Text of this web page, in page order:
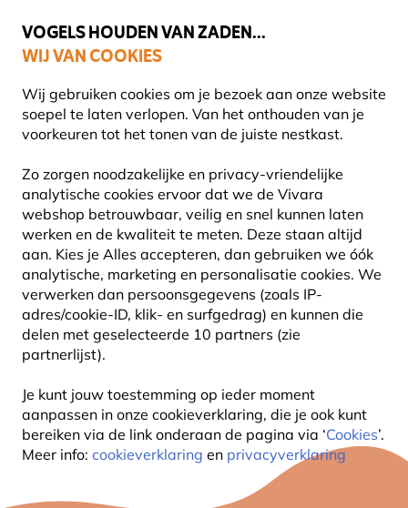
VOGELS HOUDEN VAN ZADEN...
WIJ VAN COOKIES
Wij gebruiken cookies om je bezoek aan onze website
soepel te laten verlopen. Van het onthouden van je
voorkeuren tot het tonen van de juiste nestkast.
Zo zorgen noodzakelijke en privacy-vriendelijke
analytische cookies ervoor dat we de Vivara
webshop betrouwbaar, veilig en snel kunnen laten
werken en de kwaliteit te meten. Deze staan altijd
aan. Kies je Alles accepteren, dan gebruiken we óók
analytische, marketing en personalisatie cookies. We
verwerken dan persoonsgegevens (zoals IP-
adres/cookie-ID, klik- en surfgedrag) en kunnen die
delen met geselecteerde 10 partners (zie
partnerlijst).
Je kunt jouw toestemming op ieder moment
aanpassen in onze cookieverklaring, die je ook kunt
bereiken via de link onderaan de pagina via ‘Cookies’.
Meer info: cookieverklaring en privacyverklaring
Uitstekend beoordeeld door klanten in 11 landen